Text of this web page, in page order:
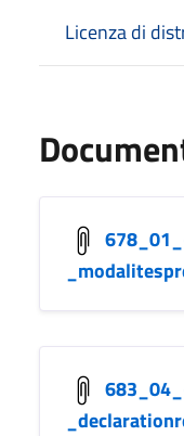
Licenza di